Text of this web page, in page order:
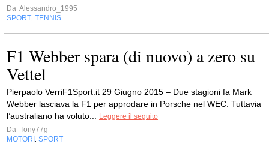
Da Alessandro_1995
SPORT TENNIS
F1 Webber spara (di nuovo) a zero su
Vettel
Pierpaolo VerriF1Sport.it 29 Giugno 2015 – Due stagioni fa Mark
Webber lasciava la F1 per approdare in Porsche nel WEC. Tuttavia
l’australiano ha voluto...
Leggere il seguito
Da Tony77g
MOTORI
SPORT